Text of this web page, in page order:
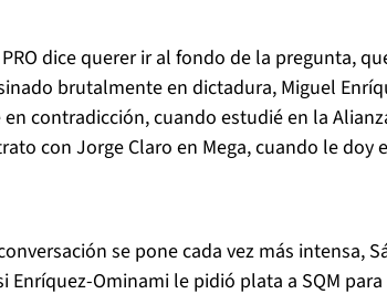
dice querer ir al fondo de la pregunta,
brutalmente en dictadura, Miguel
contradicción, cuando estudié en la
con Jorge Claro en Mega, cuando le doy
se pone cada vez más intensa,
Enríquez-Ominami le pidió plata a SQM